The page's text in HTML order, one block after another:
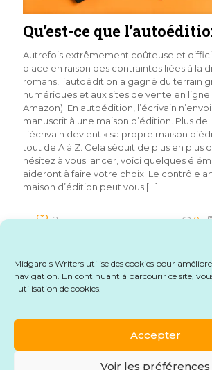
Midgard's Writers utilise des cookies pour
navigation. En continuant à parcourir ce site,
l'utilisation de cookies.
Accepter
Voir les préférences
Qu’est-ce que
Autrefois extrêmement coûteuse et
place en raison des contraintes liées à la
romans, l’autoédition a gagné du terrain
numériques et aux sites de vente en
Amazon). En autoédition, l’écrivain
manuscrit à une maison d’édition. Plus de
L’écrivain devient « sa propre maison
tout de A à Z. Cela séduit de plus en plus
hésitez à vous lancer, voici quelques
aideront à faire votre choix. Le contrôle
maison d’édition peut vous […]
2 0
Mentions légales - CGU - CGV -
rétractation